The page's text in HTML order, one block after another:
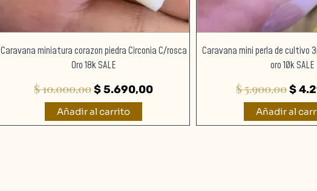
Caravana miniatura corazon piedra Circonia C/rosca
Oro 18k SALE
$10.000,00$5.690,00
Añadir al carrito
Caravana mini perla de cultivo
oro 10k SALE
$5.900,00$
Añadir al